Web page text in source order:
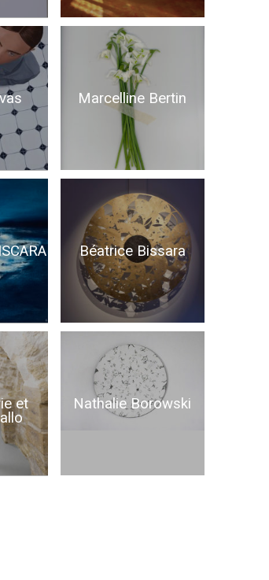
Marcelline Bertin
Béatrice Bissara
et
Nathalie Borowski